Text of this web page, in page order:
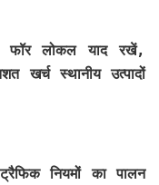
फॉर लोकल याद रखें,
खर्च स्थानीय उत्पादों
नियमों का पालन